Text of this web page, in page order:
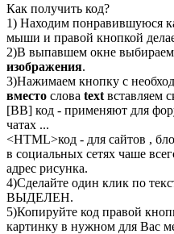
Как получить код?
1) Находим понравившуюся
мыши и правой кнопкой
2)В выпавшем окне
изображения.
3)Нажимаем кнопку с
вместо слова text вставляем
[BB] код - применяют для
чатах ...
<HTML>код - для сайтов ,
в социальных сетях чаше
адрес рисунка.
4)Сделайте один клик по
ВЫДЕЛЕН.
5)Копируйте код правой
картинку в нужном для Вас